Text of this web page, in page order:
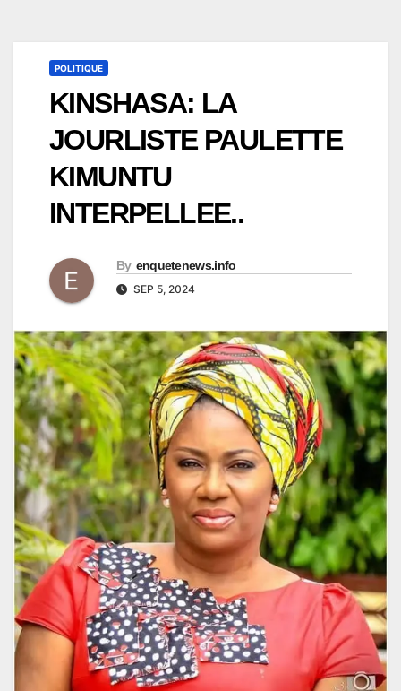
POLITIQUE
KINSHASA: LA
JOURLISTE PAULETTE
KIMUNTU
INTERPELLEE..
By enquetenews.info
SEP 5, 2024